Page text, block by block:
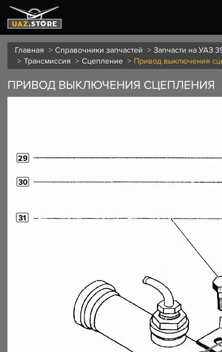
Главная Справочники запчастей
Запчасти на УАЗ
Трансмиссия
Сцепление Привод выключения
ПРИВОД ВЫКЛЮЧЕНИЯ СЦЕПЛЕНИЯ
29
30
31